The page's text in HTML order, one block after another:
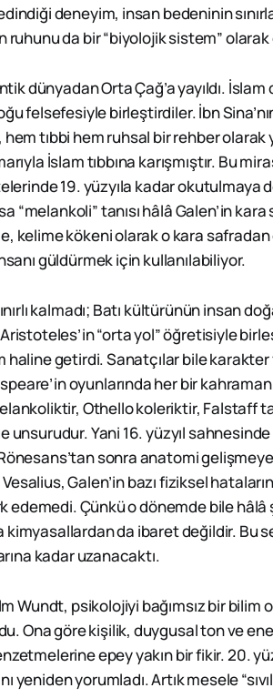
deneyim, insan bedeninin
ruhunu da bir “biyolojik sistem”
dünyadan Orta Çağ’a yayıldı.
felsefesiyle birleştirdiler. İbn Sina’nın
tıbbi hem ruhsal bir rehber olarak
İslam tıbbına karışmıştır. Bu
19. yüzyıla kadar okutulmaya
“melankoli” tanısı hâlâ Galen’in
kelime kökeni olarak o kara
güldürmek için kullanılabiliyor.
kalmadı; Batı kültürünün insan
“orta yol” öğretisiyle
getirdi. Sanatçılar bile karakter
oyunlarında her bir
Othello koleriktir, Falstaff
Yani 16. yüzyıl
Rönesans’tan sonra anatomi
Galen’in bazı fiziksel
edemedi. Çünkü o dönemde bile hâlâ
kimyasallardan da ibaret değildir. Bu
kadar uzanacaktı.
Wundt, psikolojiyi bağımsız bir bilim
Ona göre kişilik, duygusal ton ve
epey yakın bir fikir. 20.
yeniden yorumladı. Artık mesele